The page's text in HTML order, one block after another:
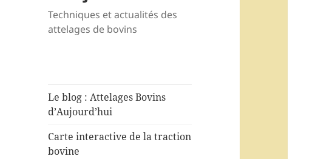
Techniques et actualités des
attelages de bovins
Le blog : Attelages Bovins
d’Aujourd’hui
Carte interactive de la traction
bovine